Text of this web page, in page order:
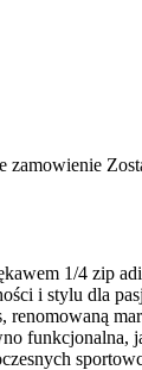
zamowienie
1/4 zip
i stylu dla
renomowaną
funkcjonalna,